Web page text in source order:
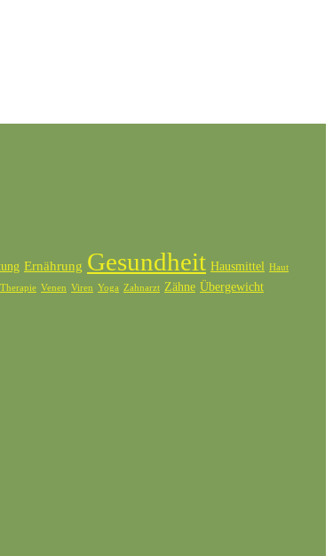
Ernährung Gesundheit Hausmittel Haut
Therapie Venen Viren Yoga Zahnarzt Zähne Übergewicht